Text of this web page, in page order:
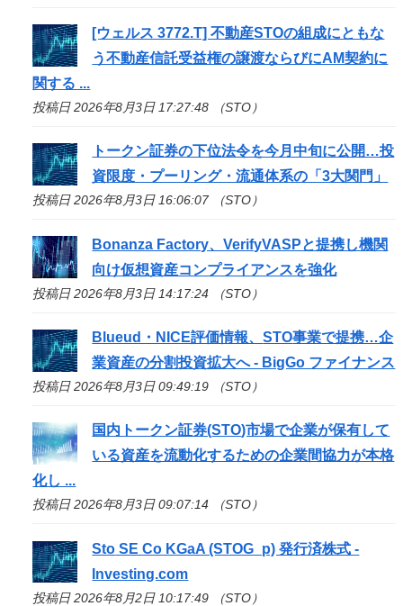
[ウェルス 3772.T] 不動産STOの組成にともな
う不動産信託受益権の譲渡ならびにAM契約に
関する ...
投稿日 2026年8月3日 17:27:48 （STO）
トークン証券の下位法令を今月中旬に公開…投
資限度・プーリング・流通体系の「3大関門」
投稿日 2026年8月3日 16:06:07 （STO）
Bonanza Factory、VerifyVASPと提携し機関
向け仮想資産コンプライアンスを強化
投稿日 2026年8月3日 14:17:24 （STO）
Blueud・NICE評価情報、STO事業で提携…企
業資産の分割投資拡大へ - BigGo ファイナンス
投稿日 2026年8月3日 09:49:19 （STO）
国内トークン証券(STO)市場で企業が保有して
いる資産を流動化するための企業間協力が本格
化し ...
投稿日 2026年8月3日 09:07:14 （STO）
Sto SE Co KGaA (STOG_p) 発行済株式 -
Investing.com
投稿日 2026年8月2日 10:17:49 （STO）